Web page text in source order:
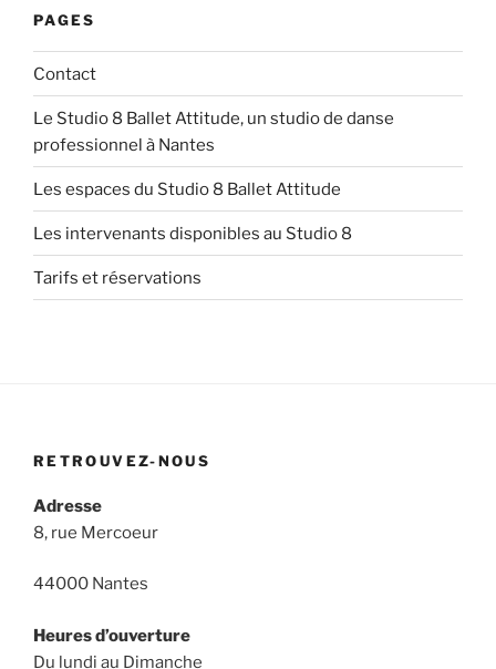
PAGES
Contact
Le Studio 8 Ballet Attitude, un studio de danse
professionnel à Nantes
Les espaces du Studio 8 Ballet Attitude
Les intervenants disponibles au Studio 8
Tarifs et réservations
RETROUVEZ-NOUS
Adresse
8, rue Mercoeur
44000 Nantes
Heures d’ouverture
Du lundi au Dimanche